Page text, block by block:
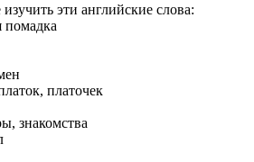
эти английские слова:
помадка
платочек
знакомства